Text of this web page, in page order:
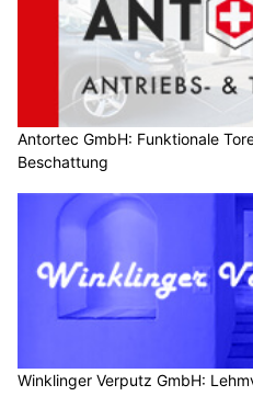
Antortec GmbH: Funktionale
Beschattung
Winklinger Verputz GmbH: